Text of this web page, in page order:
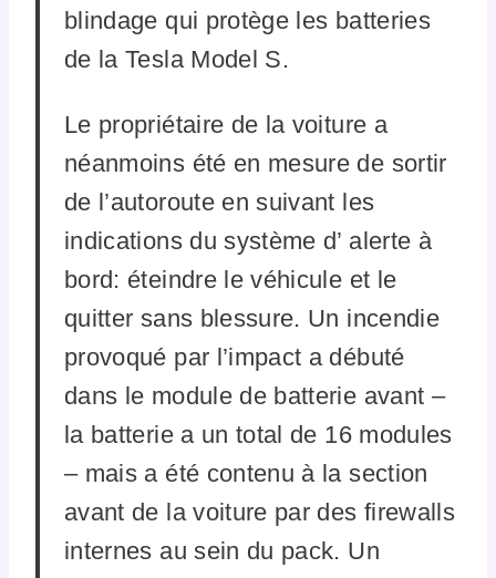
blindage qui protège les batteries
de la Tesla Model S.
Le propriétaire de la voiture a
néanmoins été en mesure de sortir
de l’autoroute en suivant les
indications du système d’ alerte à
bord: éteindre le véhicule et le
quitter sans blessure. Un incendie
provoqué par l’impact a débuté
dans le module de batterie avant –
la batterie a un total de 16 modules
– mais a été contenu à la section
avant de la voiture par des firewalls
internes au sein du pack. Un